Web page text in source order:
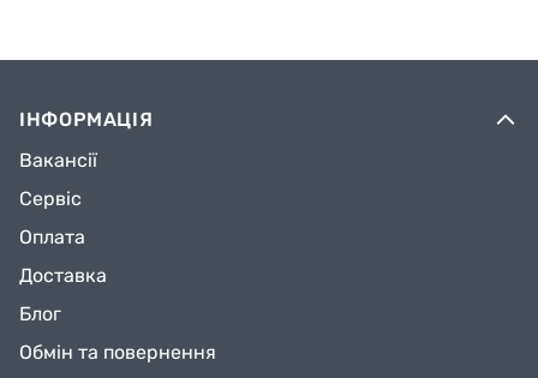
ІНФОРМАЦІЯ
Вакансії
Сервіс
Оплата
Доставка
Блог
Обмін та повернення